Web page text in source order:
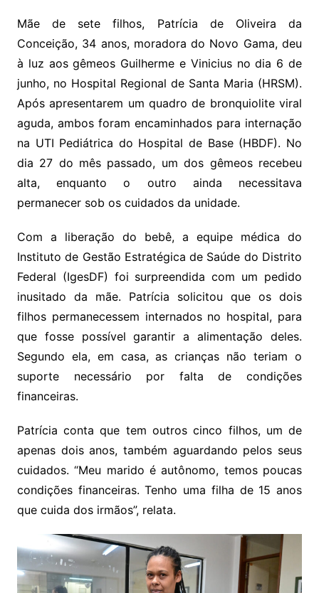
Mãe de sete filhos, Patrícia de Oliveira da
Conceição, 34 anos, moradora do Novo Gama, deu
à luz aos gêmeos Guilherme e Vinicius no dia 6 de
junho, no Hospital Regional de Santa Maria (HRSM).
Após apresentarem um quadro de bronquiolite viral
aguda, ambos foram encaminhados para internação
na UTI Pediátrica do Hospital de Base (HBDF). No
dia 27 do mês passado, um dos gêmeos recebeu
alta, enquanto o outro ainda necessitava
permanecer sob os cuidados da unidade.
Com a liberação do bebê, a equipe médica do
Instituto de Gestão Estratégica de Saúde do Distrito
Federal (IgesDF) foi surpreendida com um pedido
inusitado da mãe. Patrícia solicitou que os dois
filhos permanecessem internados no hospital, para
que fosse possível garantir a alimentação deles.
Segundo ela, em casa, as crianças não teriam o
suporte necessário por falta de condições
financeiras.
Patrícia conta que tem outros cinco filhos, um de
apenas dois anos, também aguardando pelos seus
cuidados. “Meu marido é autônomo, temos poucas
condições financeiras. Tenho uma filha de 15 anos
que cuida dos irmãos”, relata.